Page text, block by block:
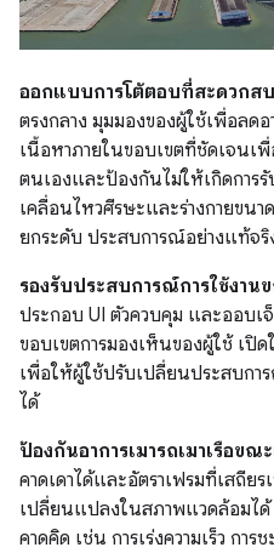
ออกแบบการโต้ตอบที่สะดวกส
ตรงกลาง มุมมองของผู้ใช้เพื่อลดอ
เนื้อหาภายในขอบเขตที่ชัดเจนเ
ตนเองและป้องกันไม่ให้เกิดการรั
เคลื่อนไหวศีรษะและร่างกายขน
ยกระดับ ประสบการณ์อย่างแท้จริ
รองรับประสบการณ์การใช้งา
ประกอบ UI ตัวควบคุม และออบ
ขอบเขตการมองเห็นของผู้ใช้ เปิ
เพื่อให้ผู้ใช้ปรับเปลี่ยนประสบกา
ได้
ป้องกันอาการเมารถเมาเรือขณ
คาดเดาได้และอัตราเฟรมที่เสถีย
เปลี่ยนแปลงในสภาพแวดล้อมได้
คาดคิด เช่น การเร่งความเร็ว การ